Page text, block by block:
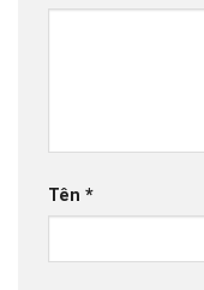
Tên *